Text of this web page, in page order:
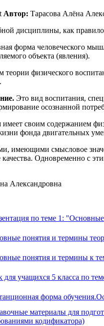
Автор: Тарасова Алёна
дисциплины, как
форма человеческого
объекта (явления).
физического
Это вид воспитания,
осознанной
своим содержанием
фонда двигательных
имеющими смысловое
качества. Одновременно с
Александровна
по теме 1:
понятия и термины
понятия и термины к
для учащихся 5 класса по
форма
материалы для
кодификатора)